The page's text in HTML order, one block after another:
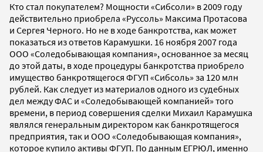
Кто стал покупателем? Мощности «Сибсоли» в 2009 году
действительно приобрела «Руссоль» Максима Протасова
и Сергея Черного. Но не в ходе банкротства, как может
показаться из ответов Карамушки. 16 ноября 2007 года
ООО «Соледобывающая компания», основанное за месяц
до этой даты, в ходе процедуры банкротства приобрело
имущество банкротящегося ФГУП «Сибсоль» за 120 млн
рублей. Как следует из материалов одного из судебных
дел между ФАС и «Соледобывающей компанией» того
времени, в период совершения сделки Михаил Карамушка
являлся генеральным директором как банкротящегося
предприятия, так и ООО «Соледобывающая компания»,
которое купило активы ФГУП. По данным ЕГРЮЛ, именно